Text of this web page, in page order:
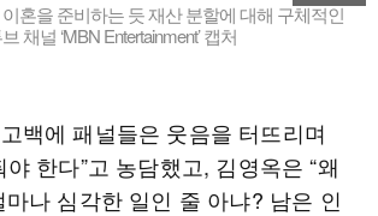
혼을 준비하는 듯 재산 분할에 대해 구체적인
채널 ‘MBN Entertainment’ 캡처
백에 패널들은 웃음을 터뜨리며
한다”고 농담했고, 김영옥은 “왜
나 심각한 일인 줄 아냐? 남은 인